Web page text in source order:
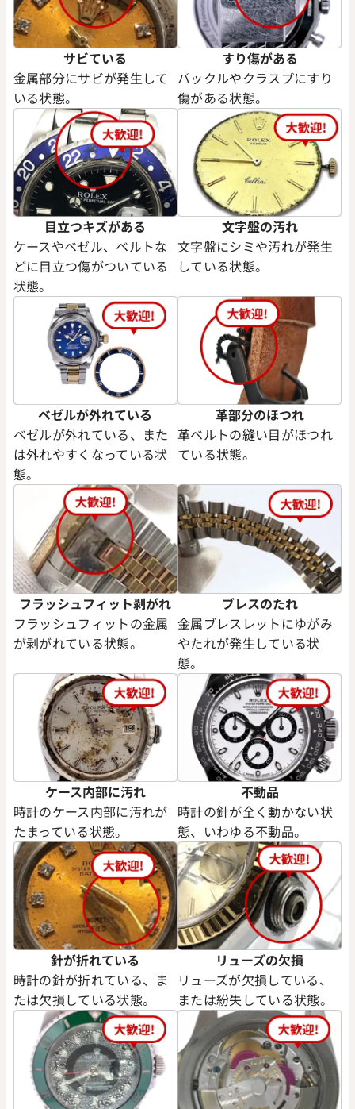
パワー フドロワイヤント ブ
ク 715.CI.1123.RX
格
合わせください
電話で聞く
ウブロ キングパワー
710.CI.0123.NR.MZA10
参考買取価格
価格はお問い合わせください
電話で聞く
サビている
金属部分にサビが発生して
いる状態。
すり傷がある
バックルやクラスプにすり
傷がある状態。
目立つキズがある
ケースやベゼル、ベルトな
どに目立つ傷がついている
状態。
文字盤の汚れ
文字盤にシミや汚れが発生
している状態。
ベゼルが外れている
ベゼルが外れている、また
は外れやすくなっている状
態。
革部分のほつれ
革ベルトの縫い目がほつれ
ている状態。
フラッシュフィット剥がれ
フラッシュフィットの金属
が剥がれている状態。
ブレスのたれ
金属ブレスレットにゆがみ
やたれが発生している状
態。
ケース内部に汚れ
時計のケース内部に汚れが
たまっている状態。
不動品
時計の針が全く動かない状
態、いわゆる不動品。
針が折れている
時計の針が折れている、ま
たは欠損している状態。
リューズの欠損
リューズが欠損している、
または紛失している状態。